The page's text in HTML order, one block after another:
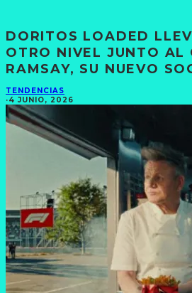
DORITOS LOADED
OTRO NIVEL JUNTO AL
RAMSAY, SU NUEVO
TENDENCIAS
·4 JUNIO, 2026